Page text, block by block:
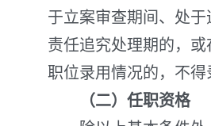
于立案审查期间、处
责任追究处理期的，
职位录用情况的，不得
（二） 任职资格